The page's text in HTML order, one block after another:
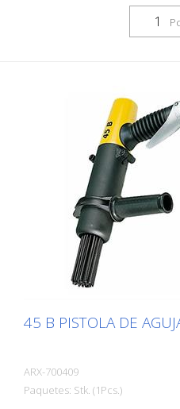
45 B PISTOLA DE
ARX-700409
Paquetes: Stk. (1Pcs.)